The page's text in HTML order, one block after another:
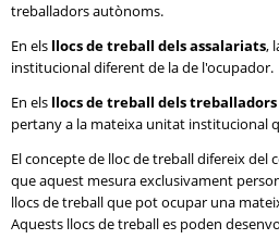
treballadors autònoms.
En els llocs de treball dels assalariats,
institucional diferent de la de l'ocupador.
En els llocs de treball dels
pertany a la mateixa unitat institucional
El concepte de lloc de treball difereix del
que aquest mesura exclusivament
llocs de treball que pot ocupar una
Aquests llocs de treball es poden